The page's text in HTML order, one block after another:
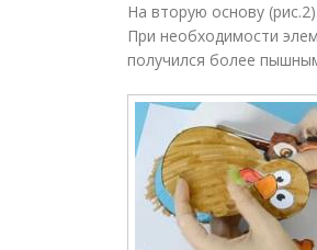
На вторую основу
При необходимости
получился более